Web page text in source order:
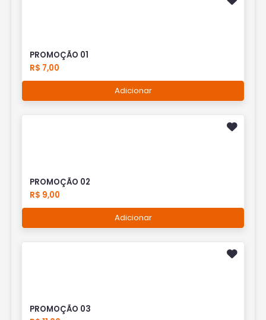
PROMOÇÃO 01
R$ 7,00
Adicionar
PROMOÇÃO 02
R$ 9,00
Adicionar
PROMOÇÃO 03